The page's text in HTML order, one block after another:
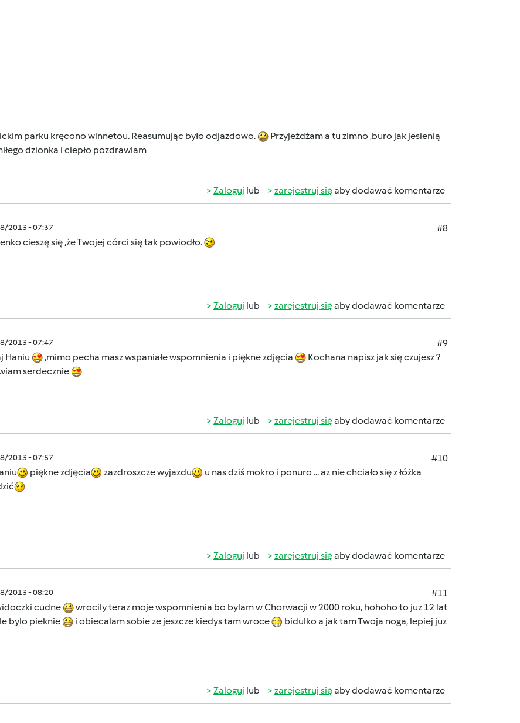
parku kręcono winnetou. Reasumując było odjazdowo.
Przyjeżdżam a tu zimno ,buro jak jesienią
dzionka i ciepło pozdrawiam
Zaloguj lub zarejestruj sięaby dodawać komentarze
2013 - 07:37
#8
cieszę się ,że Twojej córci się tak powiodło.
Zaloguj lub zarejestruj sięaby dodawać komentarze
2013 - 07:47
#9
Haniu
,mimo pecha masz wspaniałe wspomnienia i piękne zdjęcia
Kochana napisz jak się czujesz ?
serdecznie
Zaloguj lub zarejestruj sięaby dodawać komentarze
2013 - 07:57
#10
piękne zdjęcia zazdroszcze wyjazdu
u nas dziś mokro i ponuro ... az nie chciało się z łóżka
Zaloguj lub zarejestruj sięaby dodawać komentarze
2013 - 08:20
#11
cudne
wrocily teraz moje wspomnienia bo bylam w Chorwacji w 2000 roku, hohoho to juz 12 lat
bylo pieknie
i obiecalam sobie ze jeszcze kiedys tam wroce
bidulko a jak tam Twoja noga, lepiej juz
Zaloguj lub zarejestruj sięaby dodawać komentarze